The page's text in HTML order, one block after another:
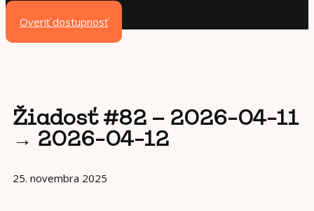
Overiť dostupnosť
Žiadosť #82 – 2026-04-11
→ 2026-04-12
25. novembra 2025